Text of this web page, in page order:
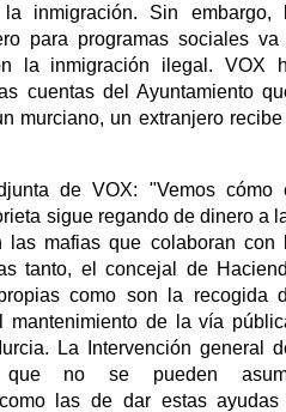
inmigración. Sin embargo,
para programas sociales va
la inmigración ilegal. VOX
cuentas del Ayuntamiento
murciano, un extranjero
de VOX: "Vemos cómo
sigue regando de dinero a
las mafias que colaboran con
tanto, el concejal de
como son la recogida
mantenimiento de la vía
La Intervención general
que no se pueden
las de dar estas